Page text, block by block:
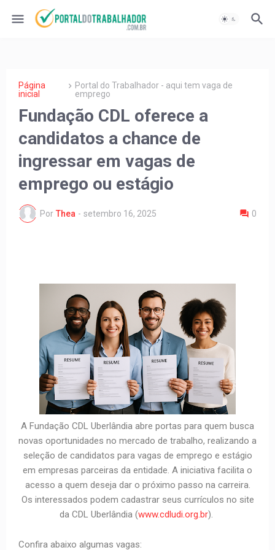
Página
inicial
Portal do Trabalhador - aqui tem vaga de
emprego
Fundação CDL oferece a
candidatos a chance de
ingressar em vagas de
emprego ou estágio
Por Thea - setembro 16, 2025 0
A Fundação CDL Uberlândia abre portas para quem busca
novas oportunidades no mercado de trabalho, realizando a
seleção de candidatos para vagas de emprego e estágio
em empresas parceiras da entidade. A iniciativa facilita o
acesso a quem deseja dar o próximo passo na carreira.
Os interessados podem cadastrar seus currículos no site
da CDL Uberlândia (www.cdludi.org.br).
Confira abaixo algumas vagas: